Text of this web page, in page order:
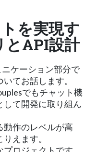
を実現す
とAPI設計
ケーション部分で
てお話します。
でもチャット機
して開発に取り組ん
動作のレベルが高
えます。